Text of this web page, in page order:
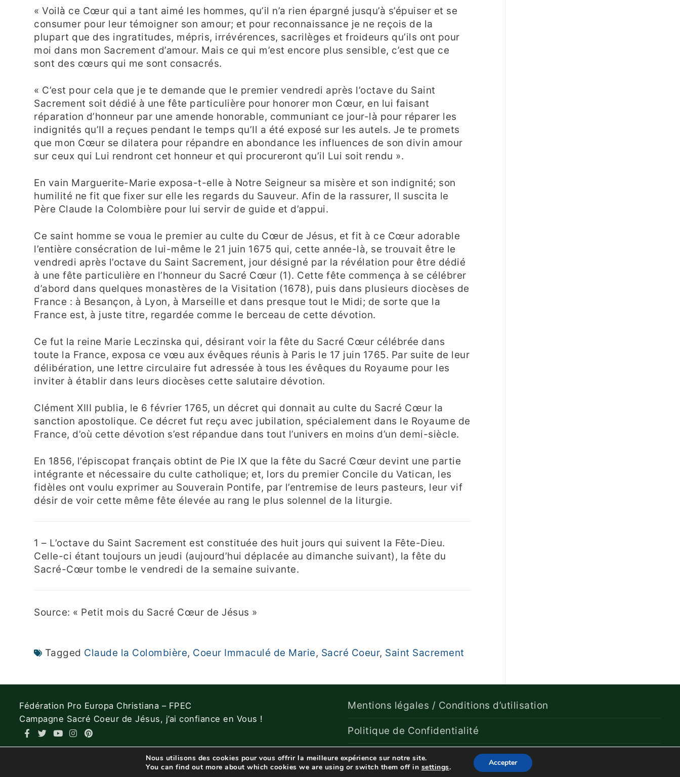
« Voilà ce Cœur qui a tant aimé les hommes, qu’il n’a rien épargné jusqu’à s’épuiser et se
consumer pour leur témoigner son amour; et pour reconnaissance je ne reçois de la
plupart que des ingratitudes, mépris, irrévérences, sacrilèges et froideurs qu’ils ont pour
moi dans mon Sacrement d’amour. Mais ce qui m’est encore plus sensible, c’est que ce
sont des cœurs qui me sont consacrés.
« C’est pour cela que je te demande que le premier vendredi après l’octave du Saint
Sacrement soit dédié à une fête particulière pour honorer mon Cœur, en lui faisant
réparation d’honneur par une amende honorable, communiant ce jour-là pour réparer les
indignités qu’Il a reçues pendant le temps qu’Il a été exposé sur les autels. Je te promets
que mon Cœur se dilatera pour répandre en abondance les influences de son divin amour
sur ceux qui Lui rendront cet honneur et qui procureront qu’il Lui soit rendu ».
En vain Marguerite-Marie exposa-t-elle à Notre Seigneur sa misère et son indignité; son
humilité ne fit que fixer sur elle les regards du Sauveur. Afin de la rassurer, Il suscita le
Père Claude la Colombière pour lui servir de guide et d’appui.
Ce saint homme se voua le premier au culte du Cœur de Jésus, et fit à ce Cœur adorable
l’entière consécration de lui-même le 21 juin 1675 qui, cette année-là, se trouvait être le
vendredi après l’octave du Saint Sacrement, jour désigné par la révélation pour être dédié
à une fête particulière en l’honneur du Sacré Cœur (1). Cette fête commença à se célébrer
d’abord dans quelques monastères de la Visitation (1678), puis dans plusieurs diocèses de
France : à Besançon, à Lyon, à Marseille et dans presque tout le Midi; de sorte que la
France est, à juste titre, regardée comme le berceau de cette dévotion.
Ce fut la reine Marie Leczinska qui, désirant voir la fête du Sacré Cœur célébrée dans
toute la France, exposa ce vœu aux évêques réunis à Paris le 17 juin 1765. Par suite de leur
délibération, une lettre circulaire fut adressée à tous les évêques du Royaume pour les
inviter à établir dans leurs diocèses cette salutaire dévotion.
Clément XIII publia, le 6 février 1765, un décret qui donnait au culte du Sacré Cœur la
sanction apostolique. Ce décret fut reçu avec jubilation, spécialement dans le Royaume de
France, d’où cette dévotion s’est répandue dans tout l’univers en moins d’un demi-siècle.
En 1856, l’épiscopat français obtint de Pie IX que la fête du Sacré Cœur devint une partie
intégrante et nécessaire du culte catholique; et, lors du premier Concile du Vatican, les
fidèles ont voulu exprimer au Souverain Pontife, par l’entremise de leurs pasteurs, leur vif
désir de voir cette même fête élevée au rang le plus solennel de la liturgie.
1 – L’octave du Saint Sacrement est constituée des huit jours qui suivent la Fête-Dieu.
Celle-ci étant toujours un jeudi (aujourd’hui déplacée au dimanche suivant), la fête du
Sacré-Cœur tombe le vendredi de la semaine suivante.
Source: « Petit mois du Sacré Cœur de Jésus »
Tagged Claude la Colombière, Coeur Immaculé de Marie, Sacré Coeur, Saint Sacrement
Fédération Pro Europa Christiana – FPEC
Campagne Sacré Coeur de Jésus, j’ai confiance en Vous !
Mentions légales / Conditions d’utilisation
Politique de Confidentialité
Nous utilisons des cookies pour vous offrir la meilleure expérience sur notre site.
You can find out more about which cookies we are using or switch them off in settings. Accepter